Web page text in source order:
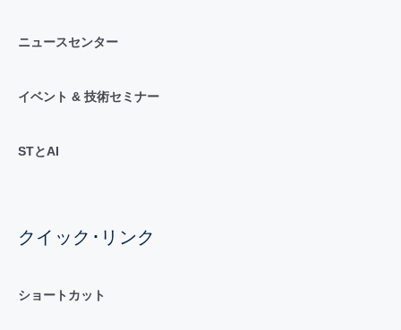
ニュースセンター
イベント & 技術セミナー
STとAI
クイック･リンク
ショートカット